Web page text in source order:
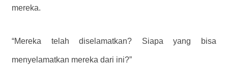
mereka.
“Mereka telah diselamatkan? Siapa yang bisa
menyelamatkan mereka dari ini?”